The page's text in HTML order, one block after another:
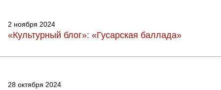
2 ноября 2024
«Культурный блог»: «Гусарская баллада»
28 октября 2024